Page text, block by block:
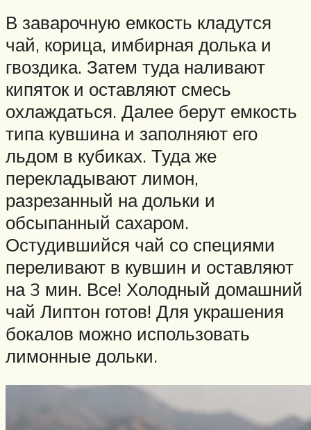
В заварочную емкость кладутся
чай, корица, имбирная долька и
гвоздика. Затем туда наливают
кипяток и оставляют смесь
охлаждаться. Далее берут емкость
типа кувшина и заполняют его
льдом в кубиках. Туда же
перекладывают лимон,
разрезанный на дольки и
обсыпанный сахаром.
Остудившийся чай со специями
переливают в кувшин и оставляют
на 3 мин. Все! Холодный домашний
чай Липтон готов! Для украшения
бокалов можно использовать
лимонные дольки.